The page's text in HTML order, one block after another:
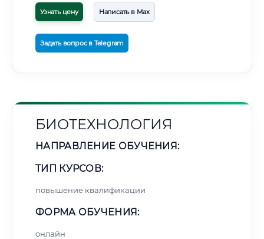
Узнать цену Написать в Max
Задать вопрос в Telegram
БИОТЕХНОЛОГИЯ
НАПРАВЛЕНИЕ ОБУЧЕНИЯ:
ТИП КУРСОВ:
повышение квалификации
ФОРМА ОБУЧЕНИЯ:
онлайн